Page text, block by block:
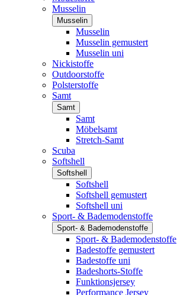
Musselin
Musselin
Musselin
Musselin gemustert
Musselin uni
Nickistoffe
Outdoorstoffe
Polsterstoffe
Samt
Samt
Samt
Möbelsamt
Stretch-Samt
Scuba
Softshell
Softshell
Softshell
Softshell gemustert
Softshell uni
Sport- & Bademodenstoffe
Sport- & Bademodenstoffe
Sport- & Bademodenstoffe
Badestoffe gemustert
Badestoffe uni
Badeshorts-Stoffe
Funktionsjersey
Performance Jersey